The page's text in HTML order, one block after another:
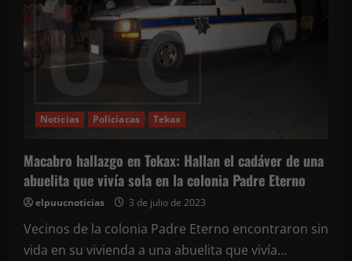
de
Peto
Noticias Policíacas Tekax
Macabro hallazgo en Tekax: Hallan el cadáver de una
abuelita que vivía sola en la colonia Padre Eterno
elpuucnoticias 3 de julio de 2023
Vecinos de la colonia Padre Eterno encontraron sin
vida en su vivienda a una abuelita que vivía...